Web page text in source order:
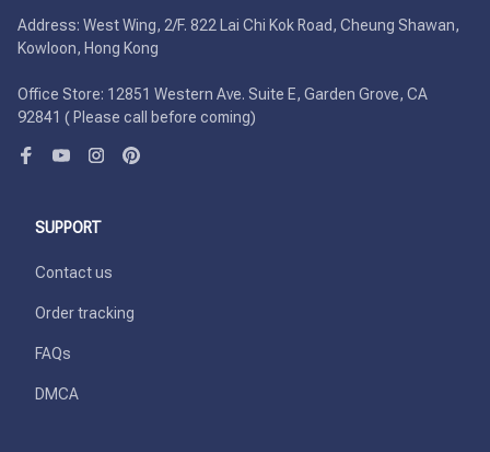
Address: West Wing, 2/F. 822 Lai Chi Kok Road, Cheung Shawan,
Kowloon, Hong Kong
Office Store: 12851 Western Ave. Suite E, Garden Grove, CA
92841 ( Please call before coming)
SUPPORT
Contact us
Order tracking
FAQs
DMCA